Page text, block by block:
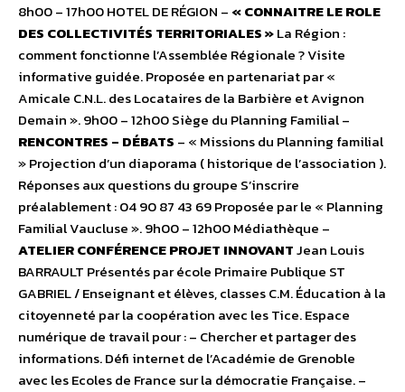
8h00 – 17h00 HOTEL DE RÉGION – « CONNAITRE LE ROLE
DES COLLECTIVITÉS TERRITORIALES »La Région :
comment fonctionne l’Assemblée Régionale ? Visite
informative guidée. Proposée en partenariat par «
Amicale C.N.L. des Locataires de la Barbière et Avignon
Demain ». 9h00 – 12h00 Siège du Planning Familial –
RENCONTRES – DÉBATS – « Missions du Planning familial
» Projection d’un diaporama ( historique de l’association ).
Réponses aux questions du groupe S’inscrire
préalablement : 04 90 87 43 69 Proposée par le « Planning
Familial Vaucluse ». 9h00 – 12h00 Médiathèque –
ATELIER CONFÉRENCE PROJET INNOVANTJean Louis
BARRAULT Présentés par école Primaire Publique ST
GABRIEL / Enseignant et élèves, classes C.M. Éducation à la
citoyenneté par la coopération avec les Tice. Espace
numérique de travail pour : – Chercher et partager des
informations. Défi internet de l’Académie de Grenoble
avec les Ecoles de France sur la démocratie Française. –